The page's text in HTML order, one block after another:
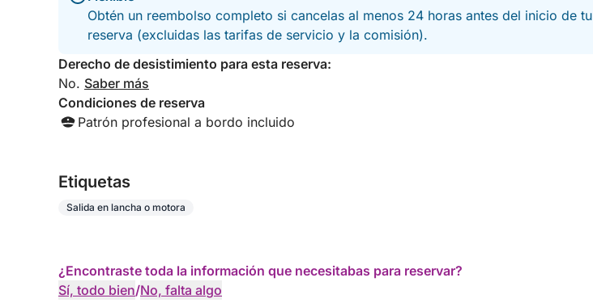
Obtén un reembolso completo si cancelas al menos 24 horas antes del inicio de tu
reserva (excluidas las tarifas de servicio y la comisión).
Derecho de desistimiento para esta reserva:
No. Saber más
Condiciones de reserva
Patrón profesional a bordo incluido
Etiquetas
Salida en lancha o motora
¿Encontraste toda la información que necesitabas para reservar?
Sí, todo bien/No, falta algo